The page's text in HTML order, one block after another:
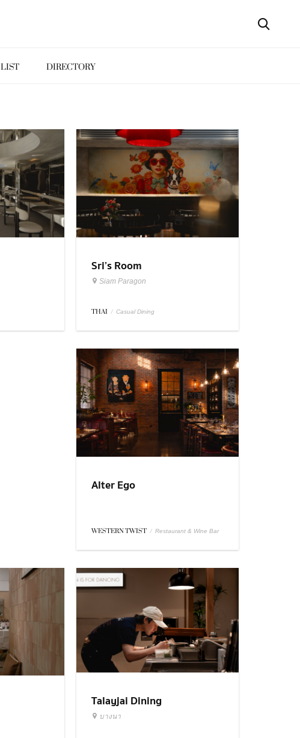
LIST DIRECTORY
Sri’s Room
Siam Paragon
THAI / Casual Dining
Alter Ego
WESTERN TWIST / Restaurant & Wine Bar
Talayjai Dining
บางนา